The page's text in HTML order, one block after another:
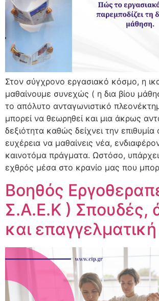
Στον σύγχρονο εργασιακό κόσμο, η
μαθαίνουμε συνεχώς ( η δια βίου
το απόλυτο ανταγωνιστικό
μπορεί να θεωρηθεί και μια άκρως
δεξιότητα καθώς δείχνει την επιθυμία
ευχέρεια να μαθαίνεις νέα,
καινοτόμα πράγματα. Ωστόσο,
εχθρός μέσα στο κρανίο μας που
Βοηθός
Σ.Α.Ε.Κ ) Σπουδές,
και